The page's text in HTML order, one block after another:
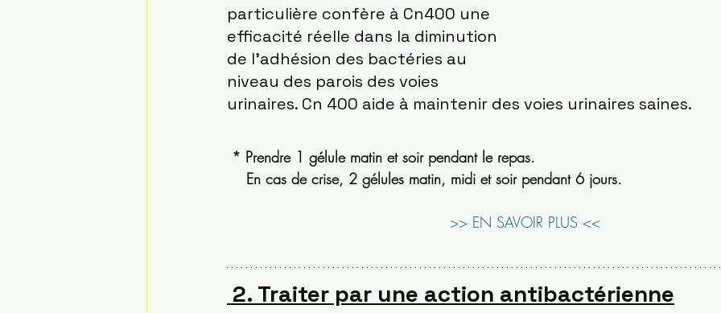
particulière confère à Cn400 une
efficacité réelle dans la diminution
de l’adhésion des bactéries au
niveau des parois des voies
urinaires. Cn 400 aide à maintenir des voies urinaires saines.
* Prendre 1 gélule matin et soir pendant le repas.
En cas de crise, 2 gélules matin, midi et soir pendant 6 jours.
>> EN SAVOIR PLUS <<
2. Traiter par une action antibactérienne